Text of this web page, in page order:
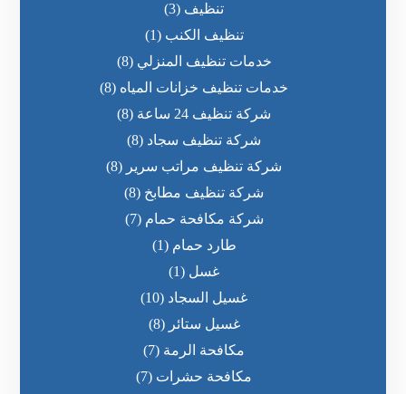
تنظيف (3)
تنظيف الكنب (1)
خدمات تنظيف المنزلي (8)
خدمات تنظيف خزانات المياه (8)
شركة تنظيف 24 ساعة
(8)
شركة تنظيف سجاد (8)
شركة تنظيف مراتب سرير (8)
شركة تنظيف مطابخ (8)
شركة مكافحة حمام (7)
طارد حمام (1)
غسل (1)
غسيل السجاد (10)
غسيل ستائر (8)
مكافحة الرمة (7)
مكافحة حشرات (7)